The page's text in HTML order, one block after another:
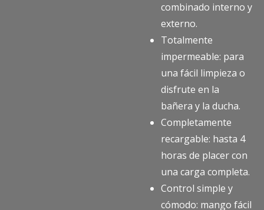
combinado interno y
externo.
Totalmente
impermeable: para
una fácil limpieza o
disfrute en la
bañera y la ducha.
Completamente
recargable: hasta 4
horas de placer con
una carga completa.
Control simple y
cómodo: mango fácil